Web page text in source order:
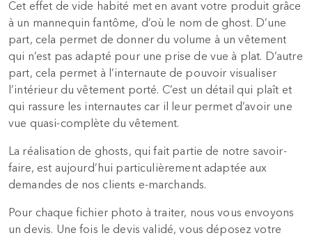
Cet effet de vide habité met en avant votre produit grâce
à un mannequin fantôme, d’où le nom de ghost. D’une
part, cela permet de donner du volume à un vêtement
qui n’est pas adapté pour une prise de vue à plat. D’autre
part, cela permet à l’internaute de pouvoir visualiser
l’intérieur du vêtement porté. C’est un détail qui plaît et
qui rassure les internautes car il leur permet d’avoir une
vue quasi-complète du vêtement.
La réalisation de ghosts, qui fait partie de notre savoir-
faire, est aujourd’hui particulièrement adaptée aux
demandes de nos clients e-marchands.
Pour chaque fichier photo à traiter, nous vous envoyons
un devis. Une fois le devis validé, vous déposez votre